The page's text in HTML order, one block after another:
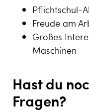
Pflichtschul-
Freude am
Großes
Maschinen
Hast du